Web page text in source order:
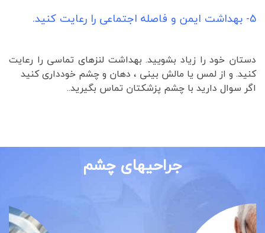
5- بهداشت ایمن و فاصله اجتماعی را رعایت کنید.
دستان خود را زیاد بشویید. بهداشت لنزهای تماسی را رعایت
کنید. و از لمس یا مالش بینی ، دهان و چشم خودداری کنید
اگر سوال دارید با چشم پزشکتان تماس بگیرید..
جراحیهای چشم